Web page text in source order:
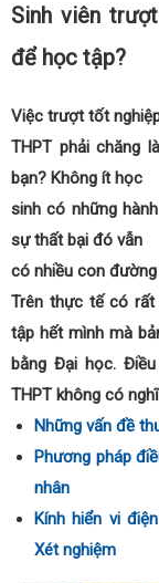
Sinh viên
để học tập?
Việc trượt tốt
THPT phải chăng
bạn? Không ít học
sinh có những
sự thất bại đó vẫn
có nhiều con
Trên thực tế có rất
tập hết mình mà
bằng Đại học.
THPT không có
Những vấn đề
Phương pháp
nhân
Kính hiển vi
Xét nghiệm